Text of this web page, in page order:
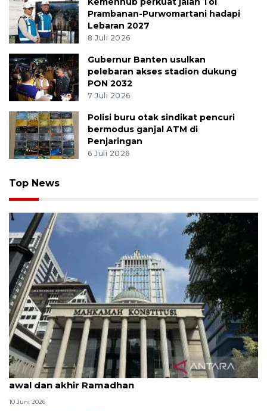
Prambanan-Purwomartani hadapi
Lebaran 2027
8 Juli 2026
Gubernur Banten usulkan
pelebaran akses stadion dukung
PON 2032
7 Juli 2026
Polisi buru otak sindikat pencuri
bermodus ganjal ATM di
Penjaringan
6 Juli 2026
Top News
MK uji materi UU Peradilan Agama perihal isbat
awal dan akhir Ramadhan
10 Juni 2026